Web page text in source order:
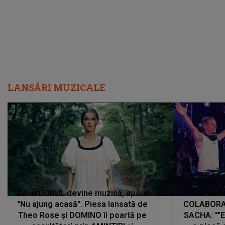
LANSĂRI MUZICALE
Când DORUL devine muzică, apare
"Nu ajung acasă". Piesa lansată de
Theo Rose și DOMINO îi poartă pe
SACHA: